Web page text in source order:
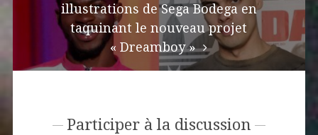
illustrations de Sega Bodega en
taquinant le nouveau projet
« Dreamboy »
Participer à la discussion